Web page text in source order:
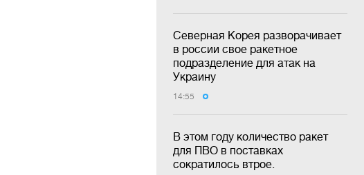
Северная Корея разворачивает
в россии свое ракетное
подразделение для атак на
Украину
14:55
В этом году количество ракет
для ПВО в поставках
сократилось втрое.